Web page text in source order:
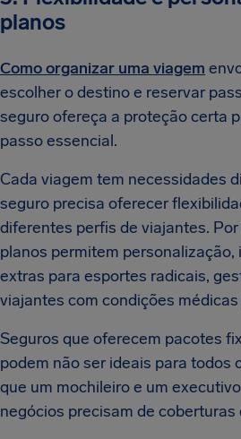
planos
Como organizar uma viagem
escolher o destino e reservar
seguro ofereça a proteção certa
passo essencial.
Cada viagem tem necessidades
seguro precisa oferecer
diferentes perfis de viajantes.
planos permitem
extras para esportes radicais,
viajantes com condições
Seguros que oferecem pacotes
podem não ser ideais para todos
que um mochileiro e um
negócios precisam de coberturas